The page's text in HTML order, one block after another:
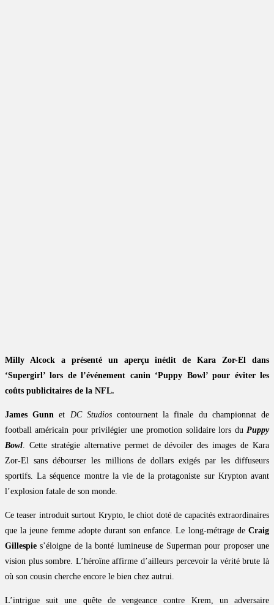
Milly Alcock a présenté un aperçu inédit de Kara Zor-El dans
‘Supergirl’ lors de l’événement canin ‘Puppy Bowl’ pour éviter les
coûts publicitaires de la NFL.
James Gunn et DC Studioscontournent la finale du championnat de
football américain pour privilégier une promotion solidaire lors du Puppy
Bowl. Cette stratégie alternative permet de dévoiler des images de Kara
Zor-El sans débourser les millions de dollars exigés par les diffuseurs
sportifs. La séquence montre la vie de la protagoniste sur Krypton avant
l’explosion fatale de son monde.
Ce teaser introduit surtout Krypto, le chiot doté de capacités extraordinaires
que la jeune femme adopte durant son enfance. Le long-métrage de Craig
Gillespie s’éloigne de la bonté lumineuse de Superman pour proposer une
vision plus sombre. L’héroïne affirme d’ailleurs percevoir la vérité brute là
où son cousin cherche encore le bien chez autrui.
L’intrigue suit une quête de vengeance contre Krem, un adversaire